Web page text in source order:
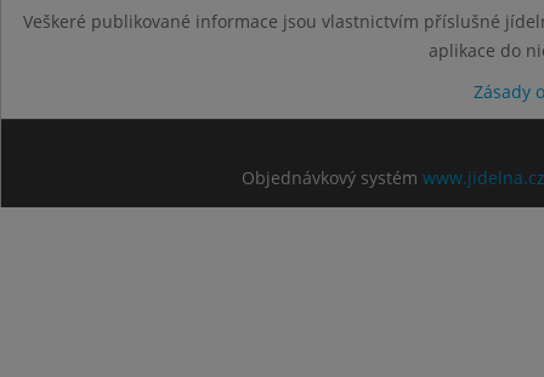
Veškeré publikované informace jsou vlastnictvím příslušné
aplikace do
Zásady
Objednávkový systém www.jidelna.cz